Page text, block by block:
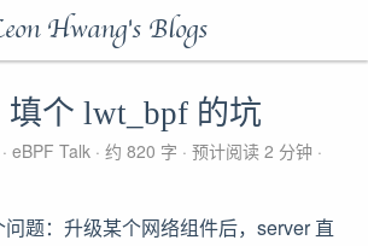
Hwang's Blogs
填个 lwt_bpf 的坑
eBPF Talk 约 820 字
预计阅读 2 分钟
题：升级某个网络组件后，server 直